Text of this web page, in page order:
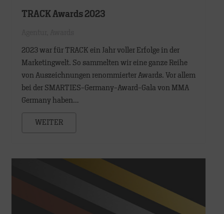
TRACK Awards 2023
2023 war für TRACK ein Jahr voller Erfolge in der
Marketingwelt. So sammelten wir eine ganze Reihe
von Auszeichnungen renommierter Awards. Vor allem
bei der SMARTIES-Germany-Award-Gala von MMA
Germany haben…
WEITER